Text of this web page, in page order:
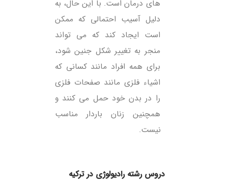
های درمان است. با این حال، به
دلیل آسیب احتمالی که ممکن
است ایجاد کند که می تواند
منجر به تغییر شکل جنین شود،
برای همه افراد مانند کسانی که
اشیاء فلزی مانند صفحات فلزی
را در بدن خود حمل می کنند و
همچنین زنان باردار مناسب
نیست.
دروس رشته رادیولوژی در ترکیه